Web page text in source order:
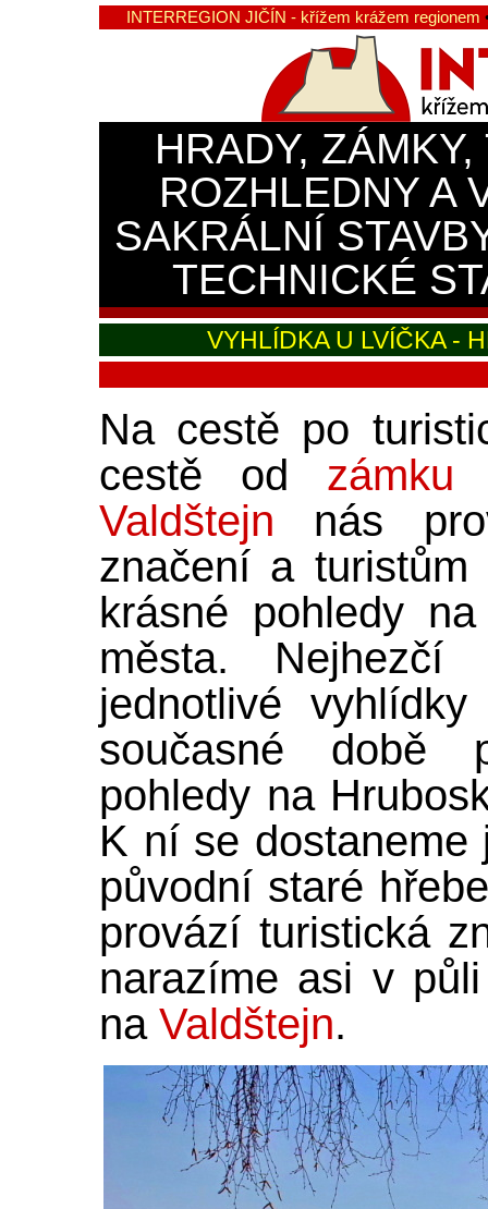
INTERREGION JIČÍN - křížem krážem regionem
HRADY,
ROZHLEDNY A
SAKRÁLNÍ
TECHNICKÉ
VYHLÍDKA U LVÍČKA -
Na cestě po
cestě od zámku
Valdštejn nás
značení a
krásné pohledy
města. Nejhezčí
jednotlivé
současné době
pohledy na
K ní se dostaneme
původní staré
provází turistická
narazíme asi v
na Valdštejn.